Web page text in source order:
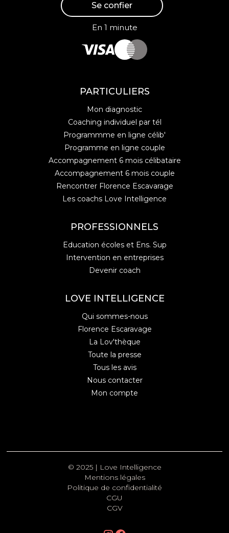
Se confier
En 1 minute
PARTICULIERS
Mon diagnostic
Coaching individuel par tél
Programmme en ligne célib'
Programme en ligne couple
Accompagnement 6 mois célibataire
Accompagnement 6 mois couple
Rencontrer Florence Escavarage
Les coachs Love Intelligence
PROFESSIONNELS
Education écoles et Ens. Sup
Intervention en entreprises
Devenir coach
LOVE INTELLIGENCE
Qui sommes-nous
Florence Escaravage
La Lov'thèque
Toute la presse
Tous les avis
Nous contacter
Mon compte
© 2025 | Love Intelligence
Mentions légales
Politique de confidentialité
CGU
CGV